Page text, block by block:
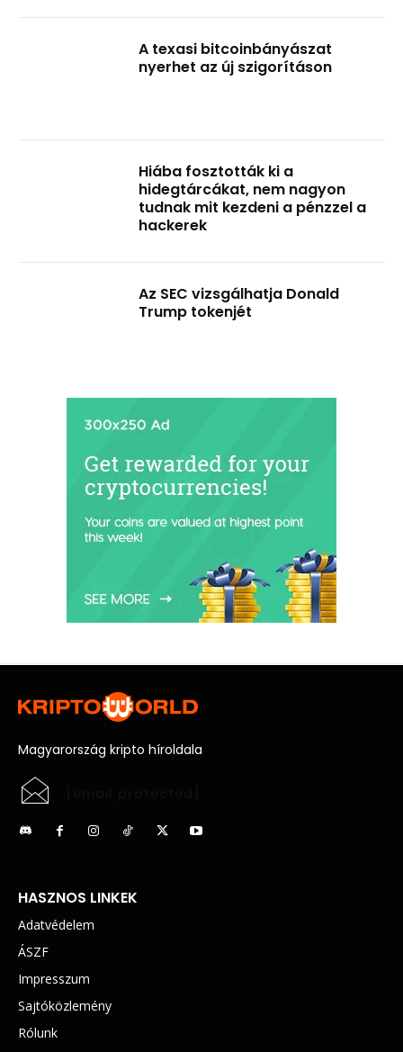
A texasi bitcoinbányászat
nyerhet az új szigorításon
Hiába fosztották ki a
hidegtárcákat, nem nagyon
tudnak mit kezdeni a pénzzel a
hackerek
Az SEC vizsgálhatja Donald
Trump tokenjét
Magyarország kripto híroldala
HASZNOS LINKEK
Adatvédelem
ÁSZF
Impresszum
Sajtóközlemény
Rólunk